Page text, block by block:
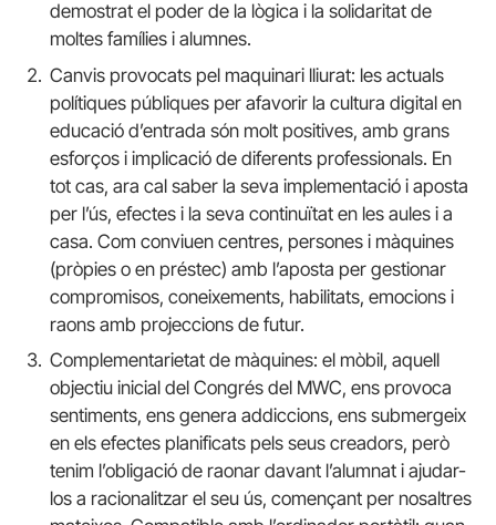
demostrat el poder de la lògica i la solidaritat de
moltes famílies i alumnes.
Canvis provocats pel maquinari lliurat: les actuals
polítiques públiques per afavorir la cultura digital en
educació d’entrada són molt positives, amb grans
esforços i implicació de diferents professionals. En
tot cas, ara cal saber la seva implementació i aposta
per l’ús, efectes i la seva continuïtat en les aules i a
casa. Com conviuen centres, persones i màquines
(pròpies o en préstec) amb l’aposta per gestionar
compromisos, coneixements, habilitats, emocions i
raons amb projeccions de futur.
Complementarietat de màquines: el mòbil, aquell
objectiu inicial del Congrés del MWC, ens provoca
sentiments, ens genera addiccions, ens submergeix
en els efectes planificats pels seus creadors, però
tenim l’obligació de raonar davant l’alumnat i ajudar-
los a racionalitzar el seu ús, començant per nosaltres